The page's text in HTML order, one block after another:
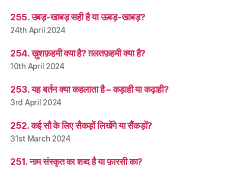
255. उबड़-खाबड़ सही है या ऊबड़-खाबड़?
24th April 2024
254. ख़ुशफ़हमी क्या है? ग़लतफ़हमी क्या है?
10th April 2024
253. यह बर्तन क्या कहलाता है – कड़ाही या कढ़ाही?
3rd April 2024
252. कई सौ के लिए सैकड़ों लिखेंगे या सैंकड़ों?
31st March 2024
251. नाम संस्कृत का शब्द है या फ़ारसी का?